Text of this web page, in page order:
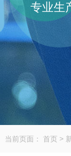
专业生
当前页面： 首页 >